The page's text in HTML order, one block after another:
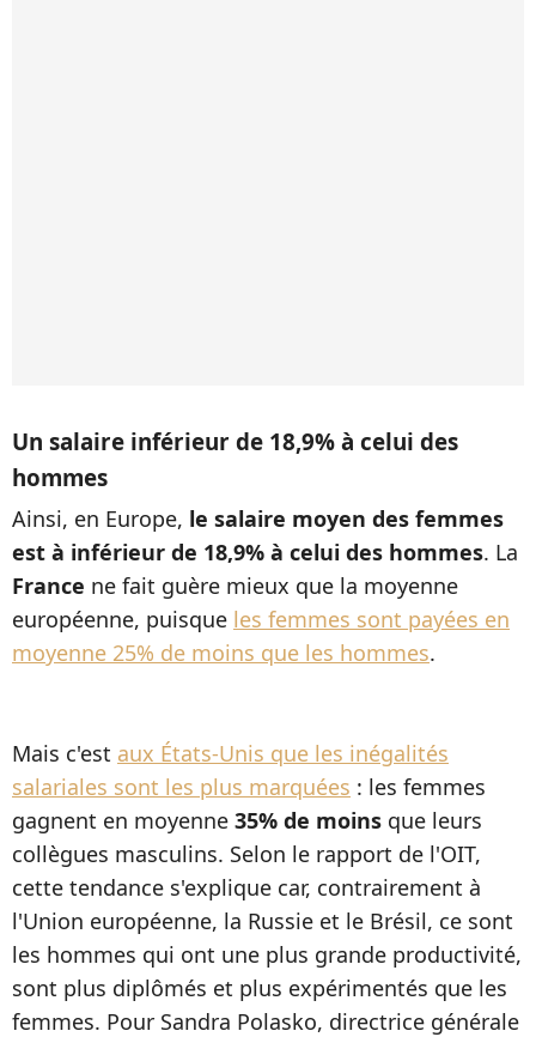
Un salaire inférieur de 18,9% à celui des
hommes
Ainsi, en Europe, le salaire moyen des femmes
est à inférieur de 18,9% à celui des hommes. La
France ne fait guère mieux que la moyenne
européenne, puisque les femmes sont payées en
moyenne 25% de moins que les hommes.
Mais c'est aux États-Unis que les inégalités
salariales sont les plus marquées : les femmes
gagnent en moyenne 35% de moins que leurs
collègues masculins. Selon le rapport de l'OIT,
cette tendance s'explique car, contrairement à
l'Union européenne, la Russie et le Brésil, ce sont
les hommes qui ont une plus grande productivité,
sont plus diplômés et plus expérimentés que les
femmes. Pour Sandra Polasko, directrice générale